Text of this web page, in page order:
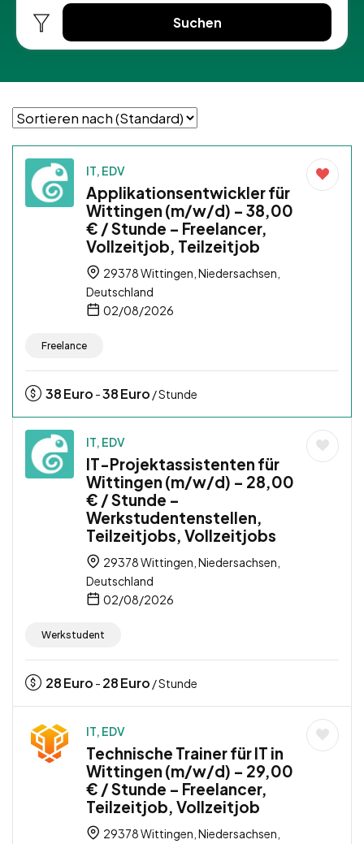
Suchen
IT, EDV
Applikationsentwickler für
Wittingen (m/w/d) – 38,00
€ / Stunde – Freelancer,
Vollzeitjob, Teilzeitjob
29378 Wittingen, Niedersachsen,
Deutschland
02/08/2026
Freelance
38Euro -38Euro / Stunde
IT, EDV
IT-Projektassistenten für
Wittingen (m/w/d) – 28,00
€ / Stunde –
Werkstudentenstellen,
Teilzeitjobs, Vollzeitjobs
29378 Wittingen, Niedersachsen,
Deutschland
02/08/2026
Werkstudent
28Euro - 28Euro / Stunde
IT, EDV
Technische Trainer für IT in
Wittingen (m/w/d) – 29,00
€ / Stunde – Freelancer,
Teilzeitjob, Vollzeitjob
29378 Wittingen, Niedersachsen,